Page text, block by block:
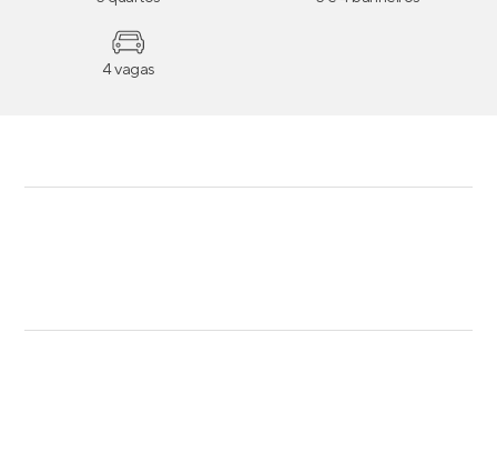
4 vagas